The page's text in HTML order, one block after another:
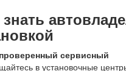
сервисный
в установочные